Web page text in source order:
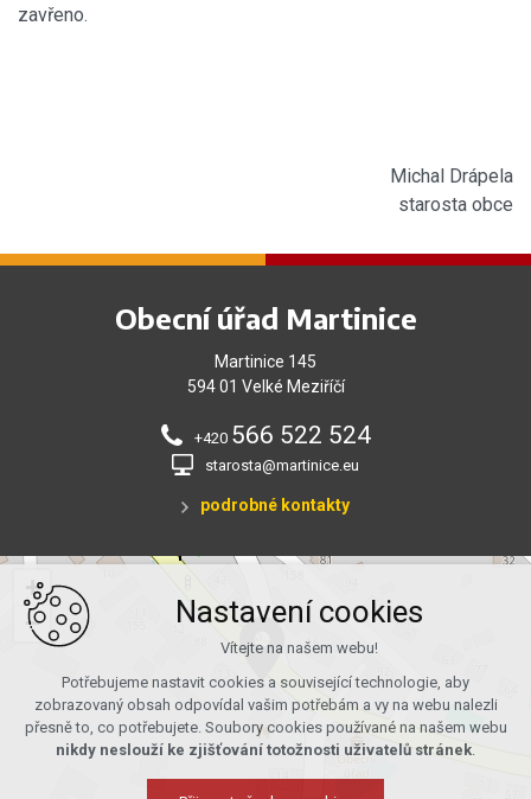
zavřeno.
Michal Drápela
starosta obce
Obecní úřad Martinice
Martinice 145
594 01 Velké Meziříčí
+420 566 522 524
starosta@martinice.eu
podrobné kontakty
+
−
Nastavení cookies
Vítejte na našem webu!
Potřebujeme nastavit cookies a související technologie, aby
zobrazovaný obsah odpovídal vašim potřebám a vy na webu nalezli
přesně to, co potřebujete. Soubory cookies používané na našem webu
nikdy neslouží ke zjišťování totožnosti uživatelů stránek.